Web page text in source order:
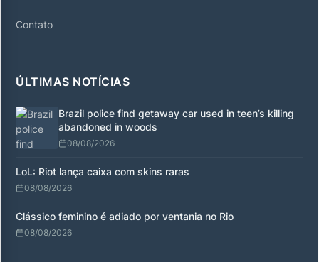
Contato
ÚLTIMAS NOTÍCIAS
Brazil police find getaway car used in teen’s killing
abandoned in woods
08/08/2026
LoL: Riot lança caixa com skins raras
08/08/2026
Clássico feminino é adiado por ventania no Rio
08/08/2026